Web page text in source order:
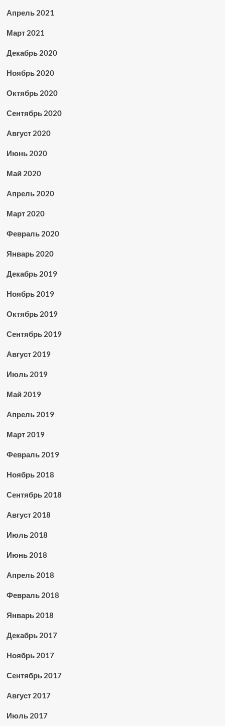
Апрель 2021
Март 2021
Декабрь 2020
Ноябрь 2020
Октябрь 2020
Сентябрь 2020
Август 2020
Июнь 2020
Май 2020
Апрель 2020
Март 2020
Февраль 2020
Январь 2020
Декабрь 2019
Ноябрь 2019
Октябрь 2019
Сентябрь 2019
Август 2019
Июль 2019
Май 2019
Апрель 2019
Март 2019
Февраль 2019
Ноябрь 2018
Сентябрь 2018
Август 2018
Июль 2018
Июнь 2018
Апрель 2018
Февраль 2018
Январь 2018
Декабрь 2017
Ноябрь 2017
Сентябрь 2017
Август 2017
Июль 2017